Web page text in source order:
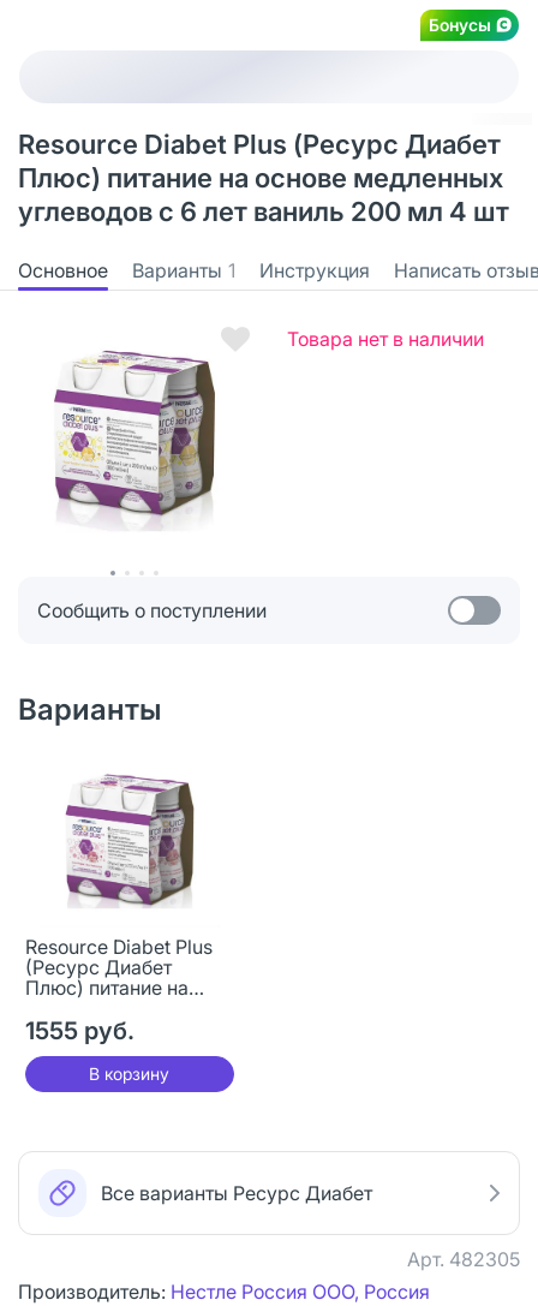
Бонусы
Resource Diabet Plus (Ресурс Диабет
Плюс) питание на основе медленных
углеводов с 6 лет ваниль 200 мл 4 шт
Основное Варианты 1 Инструкция Написать
Товара нет в наличии
Сообщить о поступлении
Варианты
Resource Diabet Plus
(Ресурс Диабет
Плюс) питание на
углеводов с 6 лет
клубника 200 мл 4 шт
1555 руб.
В корзину
Все варианты Ресурс Диабет
Арт. 482305
Производитель: Нестле Россия ООО, Россия